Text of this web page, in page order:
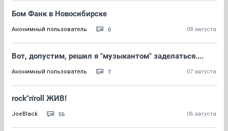
Бом Фанк в Новосибирске
Анонимный пользователь 0 08 августа
Вот, допустим, решил я "музыкантом" заделаться....
Анонимный пользователь 7 07 августа
rock"n'roll ЖИВ!
JoeBlack 56 06 августа